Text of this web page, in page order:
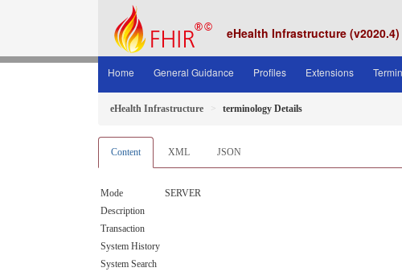
eHealth Infrastructure (v2020.4)
Home General Guidance Profiles Extensions
eHealth Infrastructure terminology Details
Content XML JSON
Mode
SERVER
Description
Transaction
System History
System Search